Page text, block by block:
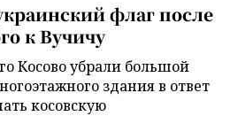
флаг после
к Вучичу
Косово убрали большой
здания в ответ
косовскую